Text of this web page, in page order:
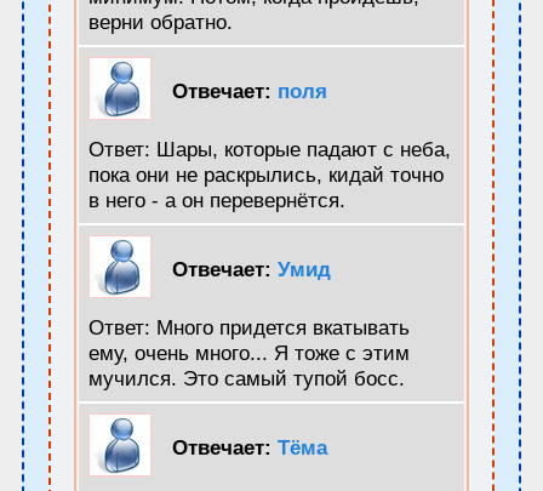
верни обратно.
Отвечает: поля
Ответ: Шары, которые падают с неба,
пока они не раскрылись, кидай точно
в него - а он перевернётся.
Отвечает: Умид
Ответ: Много придется вкатывать
ему, очень много... Я тоже с этим
мучился. Это самый тупой босс.
Отвечает: Тёма